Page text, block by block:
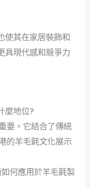
使其在家居裝飾和
具現代感和競爭力
麼地位?
要。它結合了傳統
的羊毛氈文化展示
何應用於羊毛氈製